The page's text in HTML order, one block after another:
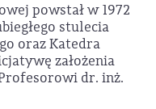
powstał w 1972
stulecia
oraz Katedra
założenia
dr. inż.